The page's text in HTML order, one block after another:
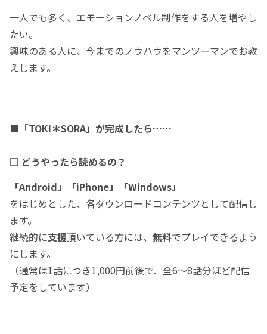
一人でも多く、エモーションノベル制作をする人を増やし
たい。
興味のある人に、今までのノウハウをマンツーマンでお教
えします。
■「TOKI＊SORA」が完成したら……
□ どうやったら読めるの？
「Android」「iPhone」「Windows」
をはじめとした、各ダウンロードコンテンツとして配信し
ます。
継続的に支援頂いている方には、 無料でプレイできるよう
にします。
（通常は1話につき1,000円前後で、全6～8話分ほど配信
予定をしています）